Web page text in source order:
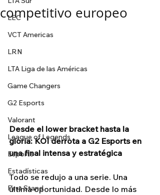
LEC
VCT Americas
LRN
LTA Liga de las Américas
Game Changers
G2 Esports
Valorant
League of Legends
Esports
Estadísticas
First Stand
competitivo europeo
Desde el lower bracket hasta la
gloria: KOI derrota a G2 Esports en
una final intensa y estratégica
Todo se redujo a una serie. Una
última oportunidad. Desde lo más